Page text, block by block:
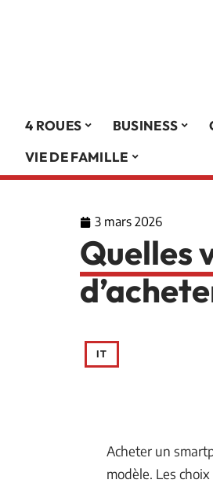
4 ROUES BUSINESS
VIE DE FAMILLE
3 mars 2026
Quelles
IT
Acheter un
modèle. Les